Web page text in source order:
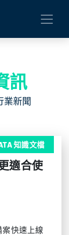
訊
業新聞
知識文檔
適合使
快速上線